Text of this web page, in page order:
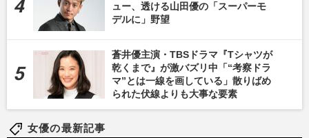
ュー、透ける山田優の「スーパーモ
デルに」野望
蒼井優主演・TBSドラマ『Tシャツが
乾くまで』が激バズリ中「“考察ドラ
マ”とは一線を画している」散りばめ
られた伏線よりも大事な要素
女優の最新記事